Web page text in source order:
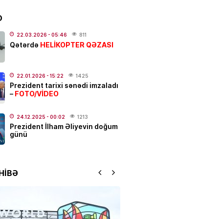
direktor müavini
üzrə müsabiqə qalibləri
- 18:46
22.03.2026 - 05:46 811
Qətərdə HELİKOPTER QƏZASI
22.01.2026 - 15:22 1425
Prezident tarixi sənədi imzaladı
– FOTO/VİDEO
24.12.2025 - 00:02 1213
Prezident İlham Əliyevin doğum
günü